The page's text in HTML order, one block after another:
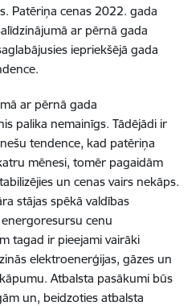
Patēriņa cenas 2022. gada
ar pērnā gada
iepriekšējā gada
ar pērnā gada
palika nemainīgs. Tādējādi ir
tendence, kad patēriņa
mēnesi, tomēr pagaidām
un cenas vairs nekāps.
stājas spēkā valdības
cenu
tagad ir pieejami vairāki
elektroenerģijas, gāzes un
Atbalsta pasākumi būs
un, beidzoties atbalsta